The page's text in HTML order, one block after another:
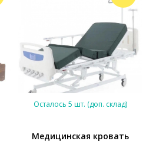
Осталось 5 шт. (доп. склад)
Медицинская кровать